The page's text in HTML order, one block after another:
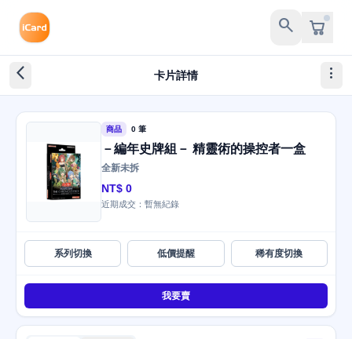
search
arrow_back_ios_new 卡片詳情 more_vert
商品 0 筆
－編年史牌組－ 精靈術的操控者一盒
全新未拆
NT$ 0
近期成交：暫無紀錄
系列切換 低價提醒 稀有度切換
我要賣